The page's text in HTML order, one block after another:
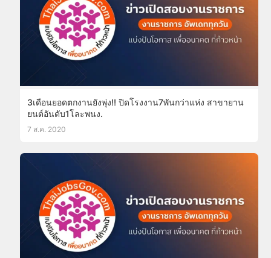
3เดือนยอดตกงานยังพุ่ง!! ปิดโรงงาน7พันกว่าแห่ง สาขายาน
ยนต์อันดับ1โละพนง.
7 ส.ค. 2020